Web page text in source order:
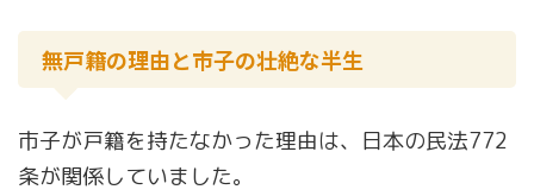
無戸籍の理由と市子の壮絶な半生
市子が戸籍を持たなかった理由は、日本の民法772
条が関係していました。